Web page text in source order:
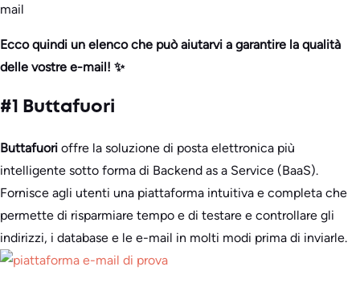
mail
Ecco quindi un elenco che può aiutarvi a garantire la qualità
delle vostre e-mail! ✨
#1 Buttafuori
Buttafuori offre la soluzione di posta elettronica più
intelligente sotto forma di Backend as a Service (BaaS).
Fornisce agli utenti una piattaforma intuitiva e completa che
permette di risparmiare tempo e di testare e controllare gli
indirizzi, i database e le e-mail in molti modi prima di inviarle.